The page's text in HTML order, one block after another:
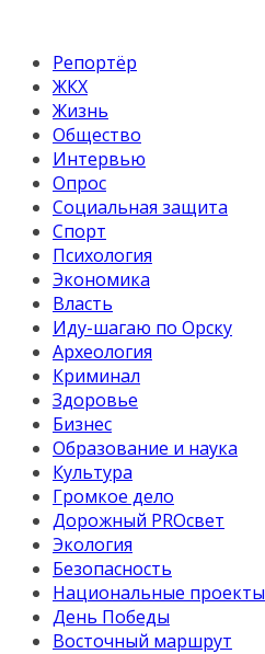
Репортёр
ЖКХ
Жизнь
Общество
Интервью
Опрос
Социальная защита
Спорт
Психология
Экономика
Власть
Иду-шагаю по Орску
Археология
Криминал
Здоровье
Бизнес
Образование и наука
Культура
Громкое дело
Дорожный PROсвет
Экология
Безопасность
Национальные проекты
День Победы
Восточный маршрут